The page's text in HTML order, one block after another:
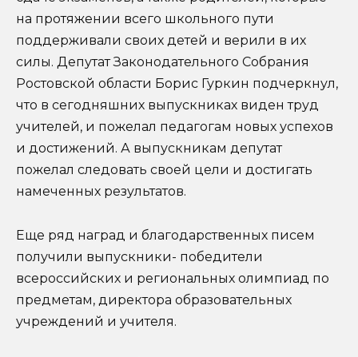
на протяжении всего школьного пути
поддерживали своих детей и верили в их
силы. Депутат Законодательного Собрания
Ростовской области Борис Гуркин подчеркнул,
что в сегодняшних выпускниках виден труд
учителей, и пожелал педагогам новых успехов
и достижений. А выпускникам депутат
пожелал следовать своей цели и достигать
намеченных результатов.
Еще ряд наград и благодарственных писем
получили выпускники- победители
всероссийских и региональных олимпиад по
предметам, директора образовательных
учреждений и учителя.